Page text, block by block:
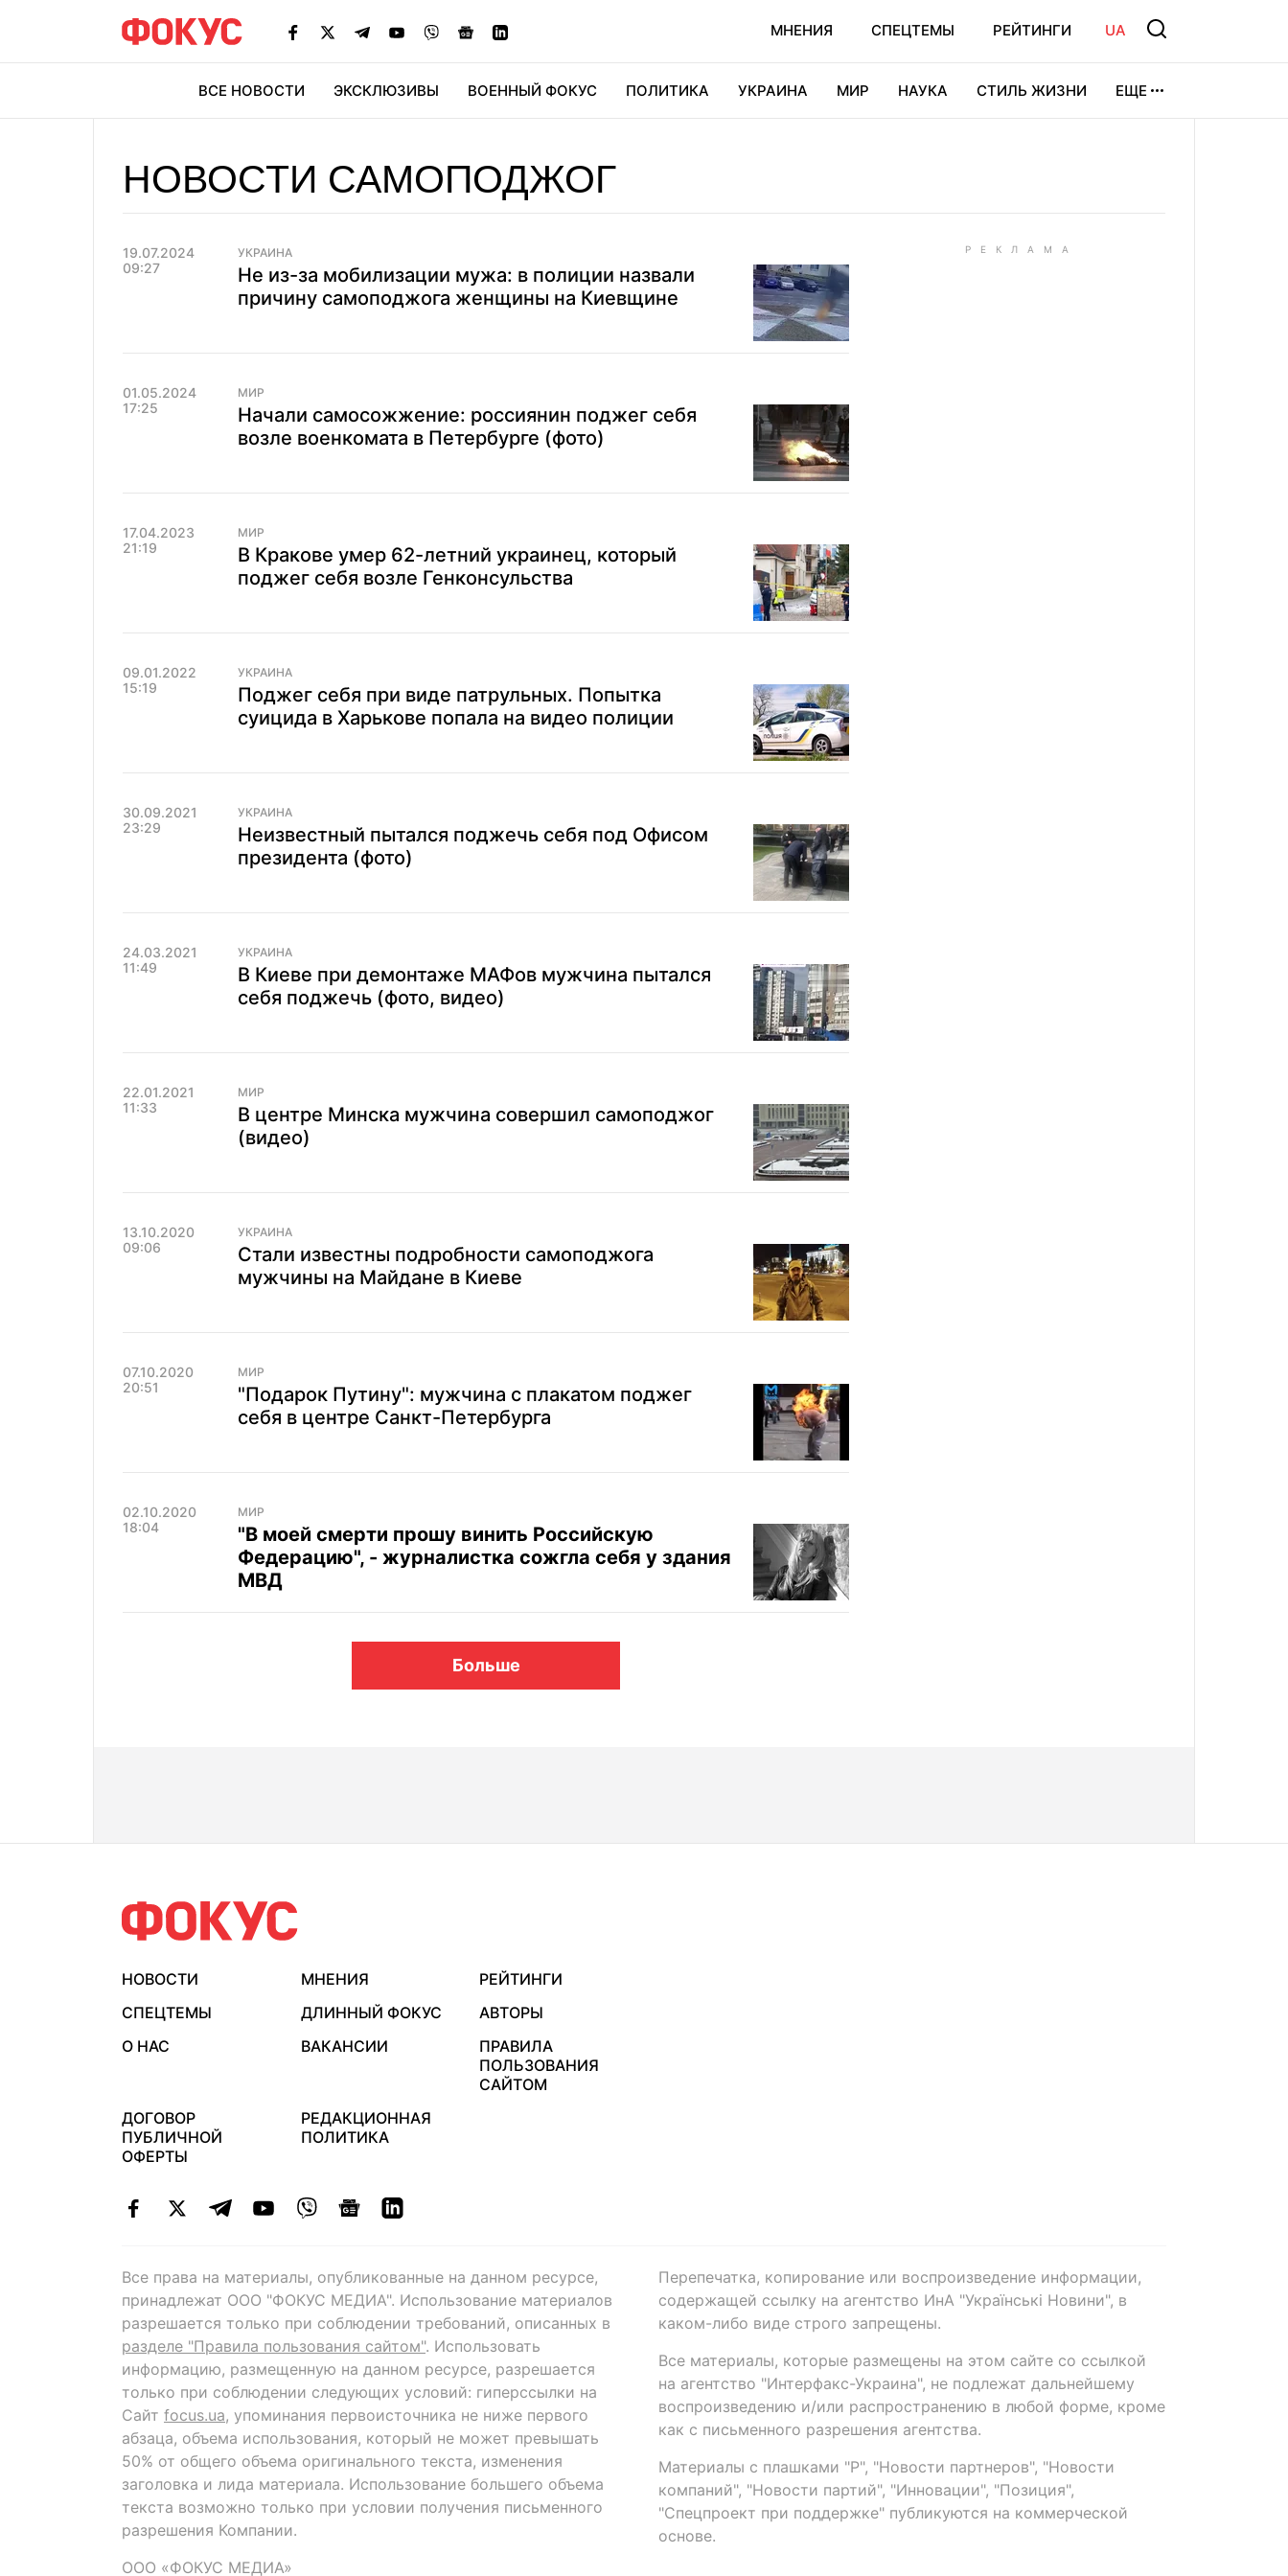
МНЕНИЯ СПЕЦТЕМЫ РЕЙТИНГИ UA
ВСЕ НОВОСТИ ЭКСКЛЮЗИВЫ ВОЕННЫЙ ФОКУС ПОЛИТИКА УКРАИНА МИР НАУКА СТИЛЬ ЖИЗНИ ЕЩЕ
НОВОСТИ САМОПОДЖОГ
19.07.2024
09:27
УКРАИНА
Не из-за мобилизации мужа: в полиции назвали
причину самоподжога женщины на Киевщине
01.05.2024
17:25
МИР
Начали самосожжение: россиянин поджег себя
возле военкомата в Петербурге (фото)
17.04.2023
21:19
МИР
В Кракове умер 62-летний украинец, который
поджег себя возле Генконсульства
09.01.2022
15:19
УКРАИНА
Поджег себя при виде патрульных. Попытка
суицида в Харькове попала на видео полиции
30.09.2021
23:29
УКРАИНА
Неизвестный пытался поджечь себя под Офисом
президента (фото)
24.03.2021
11:49
УКРАИНА
В Киеве при демонтаже МАФов мужчина пытался
себя поджечь (фото, видео)
22.01.2021
11:33
МИР
В центре Минска мужчина совершил самоподжог
(видео)
13.10.2020
09:06
УКРАИНА
Стали известны подробности самоподжога
мужчины на Майдане в Киеве
07.10.2020
20:51
МИР
"Подарок Путину": мужчина с плакатом поджег
себя в центре Санкт-Петербурга
02.10.2020
18:04
МИР
"В моей смерти прошу винить Российскую
Федерацию", - журналистка сожгла себя у здания
МВД
Больше
НОВОСТИ МНЕНИЯ
РЕЙТИНГИ
СПЕЦТЕМЫ
ДЛИННЫЙ ФОКУС
АВТОРЫ
О НАС
ВАКАНСИИ
ПРАВИЛА
ПОЛЬЗОВАНИЯ
САЙТОМ
ДОГОВОР
ПУБЛИЧНОЙ
ОФЕРТЫ
РЕДАКЦИОННАЯ
ПОЛИТИКА
Все права на материалы, опубликованные на данном ресурсе,
принадлежат ООО "ФОКУС МЕДИА". Использование материалов
разрешается только при соблюдении требований, описанных в
разделе "Правила пользования сайтом". Использовать
информацию, размещенную на данном ресурсе, разрешается
только при соблюдении следующих условий: гиперссылки на
Сайт focus.ua, упоминания первоисточника не ниже первого
абзаца, объема использования, который не может превышать
50% от общего объема оригинального текста, изменения
заголовка и лида материала. Использование большего объема
текста возможно только при условии получения письменного
разрешения Компании.
ООО «ФОКУС МЕДИА»
Перепечатка, копирование или воспроизведение информации,
содержащей ссылку на агентство ИнА "Українські Новини", в
каком-либо виде строго запрещены.
Все материалы, которые размещены на этом сайте со ссылкой
на агентство "Интерфакс-Украина", не подлежат дальнейшему
воспроизведению и/или распространению в любой форме, кроме
как с письменного разрешения агентства.
Материалы с плашками "Р", "Новости партнеров", "Новости
компаний", "Новости партий", "Инновации", "Позиция",
"Спецпроект при поддержке" публикуются на коммерческой
основе.